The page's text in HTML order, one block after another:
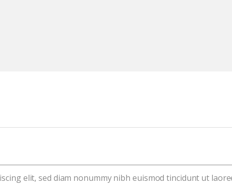
elit, sed diam nonummy nibh euismod tincidunt ut